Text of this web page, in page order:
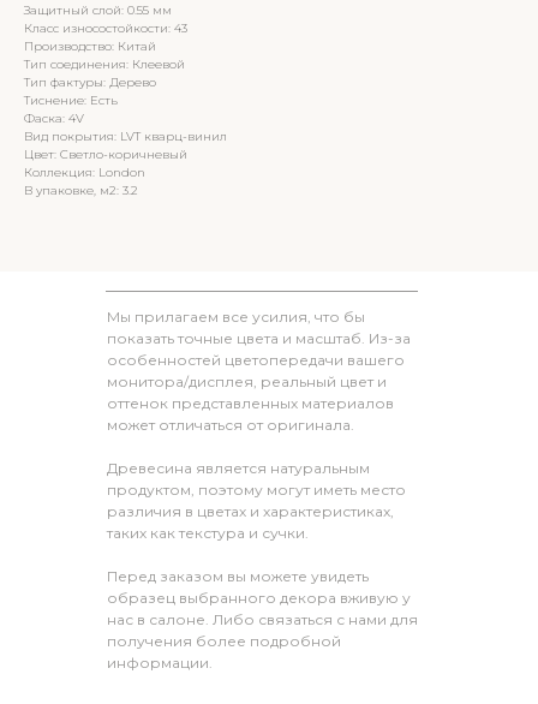
Защитный слой: 0.55 мм
Класс износостойкости: 43
Производство: Китай
Тип соединения: Клеевой
Тип фактуры: Дерево
Тиснение: Есть
Фаска: 4V
Вид покрытия: LVT кварц-винил
Цвет: Светло-коричневый
Коллекция: London
В упаковке, м2: 3.2
Мы прилагаем все усилия, что бы
показать точные цвета и масштаб. Из-за
особенностей цветопередачи вашего
монитора/дисплея, реальный цвет и
оттенок представленных материалов
может отличаться от оригинала.
Древесина является натуральным
продуктом, поэтому могут иметь место
различия в цветах и характеристиках,
таких как текстура и сучки.
Перед заказом вы можете увидеть
образец выбранного декора вживую у
нас в салоне. Либо связаться с нами для
получения более подробной
информации.